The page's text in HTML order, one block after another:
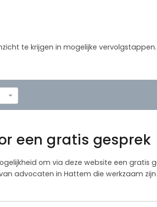
te krijgen in mogelijke vervolgstappen.
een gratis gesprek
om via deze website een gratis
advocaten in Hattem die werkzaam